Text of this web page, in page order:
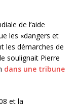
de l’aide
les «dangers et
les démarches de
soulignait Pierre
dans une tribune
et la